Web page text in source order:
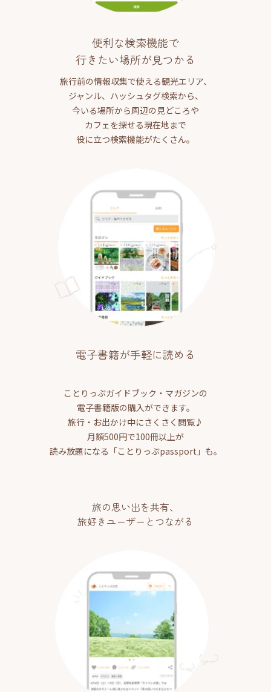
便利な検索機能で
行きたい場所が見つかる
旅行前の情報収集で使える観光エリア、
ジャンル、ハッシュタグ検索から、
今いる場所から周辺の見どころや
カフェを探せる現在地まで
役に立つ検索機能がたくさん。
電子書籍が手軽に読める
ことりっぷガイドブック・マガジンの
電子書籍版の購入ができます。
旅行・お出かけ中にさくさく閲覧♪
月額500円で100冊以上が
読み放題になる「ことりっぷpassport」も。
旅の思い出を共有、
旅好きユーザーとつながる